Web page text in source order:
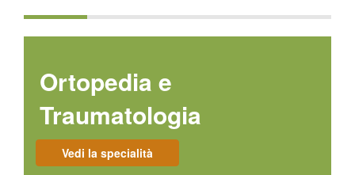
Ortopedia e
Traumatologia
Vedi la specialità